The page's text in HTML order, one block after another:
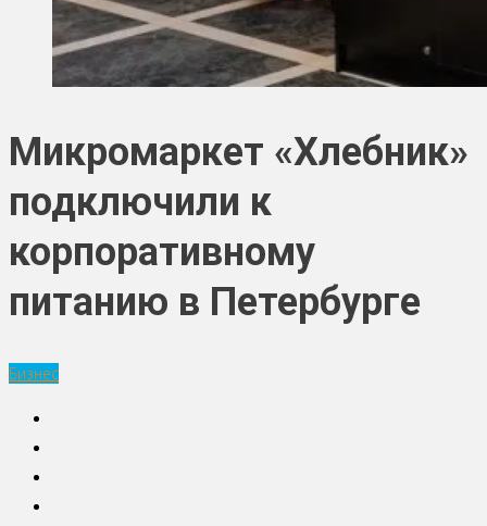
Микромаркет «Хлебник»
подключили к
корпоративному
питанию в Петербурге
Бизнес